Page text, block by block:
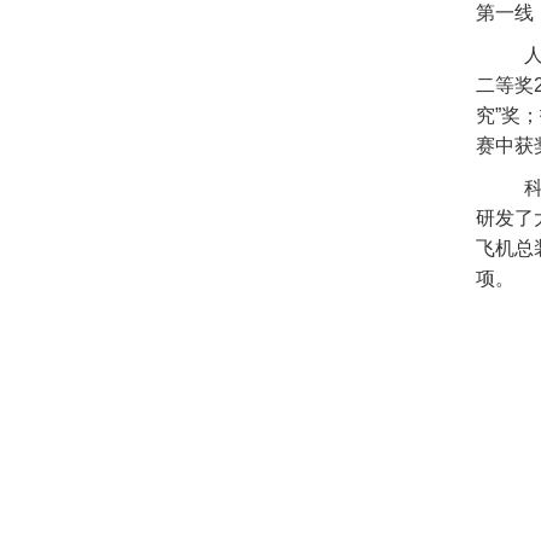
第一线
二等奖
究”奖
赛中获
研发了
飞机总
项。